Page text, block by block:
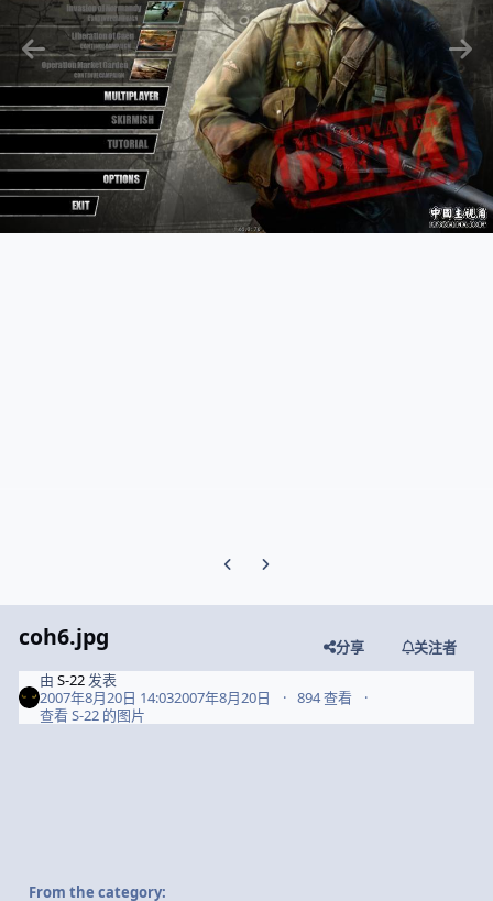
Previous carousel slide
Next carousel slide
coh6.jpg 分享
关注者
由S-22 发表
2007年8月20日 14:032007年8月20日
894 查看
查看 S-22 的图片
From the category: